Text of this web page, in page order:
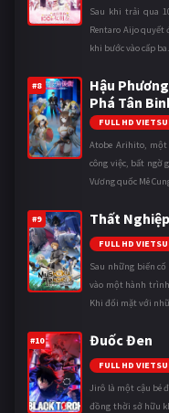
Sau khi trải qua
Rentaro Aijo quyết
khi bước vào cấp
#8
Hậu
Phá Tân
FULL HD
Atobe Arihito,
công việc, bất ngờ
Vương quốc Mê
#9 Thất
FULL HD
Sau những biến
vào một hành
Khi đối mặt với
#10 Đuốc Đen
FULL HD
Jirô là một cậu bé
đồng thời sở hữu